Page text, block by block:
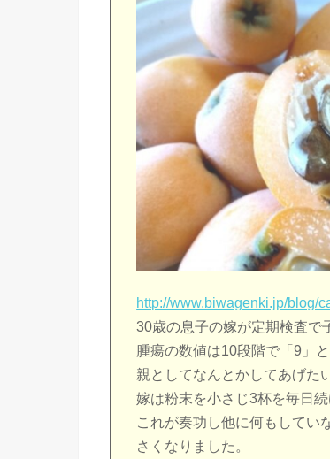
http://www.biwagenki.jp/blog/
30歳の息子の嫁が定期検査で
腫瘍の数値は10段階で「9」
親としてなんとかしてあげた
嫁は粉末を小さじ3杯を毎日
これが奏功し他に何もしてい
さくなりました。